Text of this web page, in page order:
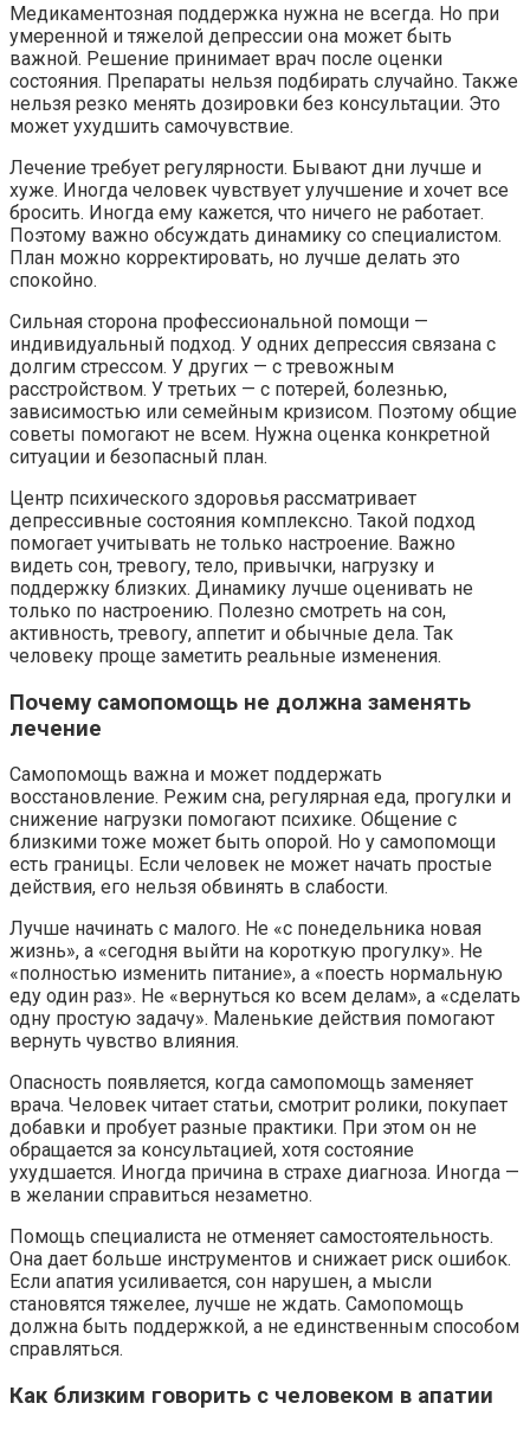
Медикаментозная поддержка нужна не всегда. Но при
умеренной и тяжелой депрессии она может быть
важной. Решение принимает врач после оценки
состояния. Препараты нельзя подбирать случайно. Также
нельзя резко менять дозировки без консультации. Это
может ухудшить самочувствие.
Лечение требует регулярности. Бывают дни лучше и
хуже. Иногда человек чувствует улучшение и хочет все
бросить. Иногда ему кажется, что ничего не работает.
Поэтому важно обсуждать динамику со специалистом.
План можно корректировать, но лучше делать это
спокойно.
Сильная сторона профессиональной помощи —
индивидуальный подход. У одних депрессия связана с
долгим стрессом. У других — с тревожным
расстройством. У третьих — с потерей, болезнью,
зависимостью или семейным кризисом. Поэтому общие
советы помогают не всем. Нужна оценка конкретной
ситуации и безопасный план.
Центр психического здоровья рассматривает
депрессивные состояния комплексно. Такой подход
помогает учитывать не только настроение. Важно
видеть сон, тревогу, тело, привычки, нагрузку и
поддержку близких. Динамику лучше оценивать не
только по настроению. Полезно смотреть на сон,
активность, тревогу, аппетит и обычные дела. Так
человеку проще заметить реальные изменения.
Почему самопомощь не должна заменять
лечение
Самопомощь важна и может поддержать
восстановление. Режим сна, регулярная еда, прогулки и
снижение нагрузки помогают психике. Общение с
близкими тоже может быть опорой. Но у самопомощи
есть границы. Если человек не может начать простые
действия, его нельзя обвинять в слабости.
Лучше начинать с малого. Не «с понедельника новая
жизнь», а «сегодня выйти на короткую прогулку». Не
«полностью изменить питание», а «поесть нормальную
еду один раз». Не «вернуться ко всем делам», а «сделать
одну простую задачу». Маленькие действия помогают
вернуть чувство влияния.
Опасность появляется, когда самопомощь заменяет
врача. Человек читает статьи, смотрит ролики, покупает
добавки и пробует разные практики. При этом он не
обращается за консультацией, хотя состояние
ухудшается. Иногда причина в страхе диагноза. Иногда —
в желании справиться незаметно.
Помощь специалиста не отменяет самостоятельность.
Она дает больше инструментов и снижает риск ошибок.
Если апатия усиливается, сон нарушен, а мысли
становятся тяжелее, лучше не ждать. Самопомощь
должна быть поддержкой, а не единственным способом
справляться.
Как близким говорить с человеком в апатии